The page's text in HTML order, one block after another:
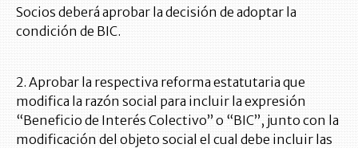
Socios deberá aprobar la decisión de adoptar la
condición de BIC.
2. Aprobar la respectiva reforma estatutaria que
modifica la razón social para incluir la expresión
“Beneficio de Interés Colectivo” o “BIC”, junto con la
modificación del objeto social el cual debe incluir las